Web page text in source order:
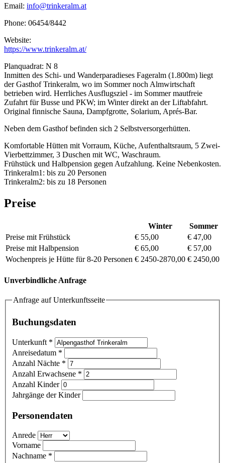
Email: info@trinkeralm.at
Phone: 06454/8442
Website:
https://www.trinkeralm.at/
Planquadrat: N 8
Inmitten des Schi- und Wanderparadieses Fageralm (1.800m) liegt
der Gasthof Trinkeralm, wo im Sommer noch Almwirtschaft
betrieben wird. Herrliches Ausflugsziel - im Sommer mautfreie
Zufahrt für Busse und PKW; im Winter direkt an der Liftabfahrt.
Original finnische Sauna, Dampfgrotte, Solarium, Aprés-Bar.
Neben dem Gasthof befinden sich 2 Selbstversorgerhütten.
Komfortable Hütten mit Vorraum, Küche, Aufenthaltsraum, 5 Zwei-
Vierbettzimmer, 3 Duschen mit WC, Waschraum.
Frühstück und Halbpension gegen Aufzahlung. Keine Nebenkosten.
Trinkeralm1: bis zu 20 Personen
Trinkeralm2: bis zu 18 Personen
Preise
Winter
Sommer
Preise mit Frühstück
€ 55,00
€ 47,00
Preise mit Halbpension
€ 65,00
€ 57,00
Wochenpreis je Hütte für 8-20 Personen € 2450-2870,00 € 2450,00
Unverbindliche Anfrage
Anfrage auf Unterkunftsseite
Buchungsdaten
Unterkunft *
Anreisedatum *
Anzahl Nächte *
Anzahl Erwachsene *
Anzahl Kinder
Jahrgänge der Kinder
Personendaten
Anrede
Vorname
Nachname *